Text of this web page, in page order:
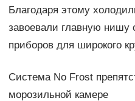
Благодаря этому
завоевали главную
приборов для широкого
Система No Frost
морозильной камере